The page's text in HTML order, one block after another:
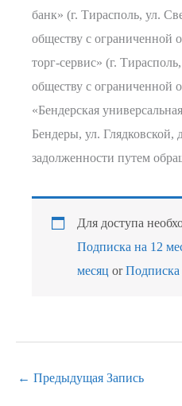
банк» (г. Тирасполь, ул.
обществу с ограниченной
торг-сервис» (г.
обществу с ограниченной
«Бендерская
Бендеры, ул. Глядковской,
задолженности путем
Для доступа
Подписка на 12
месяц orПодписка
← Предыдущая Запись